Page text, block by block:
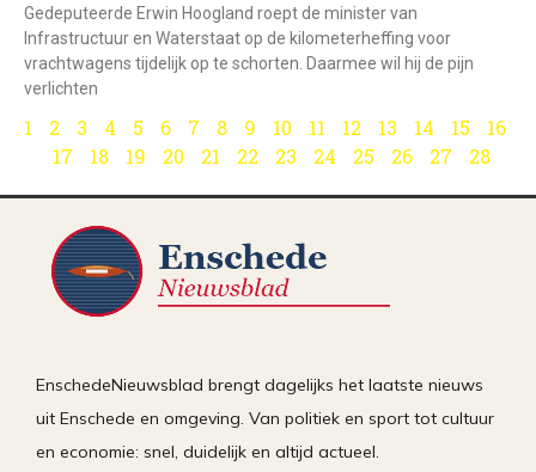
Gedeputeerde Erwin Hoogland roept de minister van
Infrastructuur en Waterstaat op de kilometerheffing voor
vrachtwagens tijdelijk op te schorten. Daarmee wil hij de pijn
verlichten
1 2 3 4 5 6 7 8 9 10 11 12 13 14 15
16
17
18 19 20 21 22 23 24 25 26 27 28
EnschedeNieuwsblad brengt dagelijks het laatste nieuws
uit Enschede en omgeving. Van politiek en sport tot cultuur
en economie: snel, duidelijk en altijd actueel.